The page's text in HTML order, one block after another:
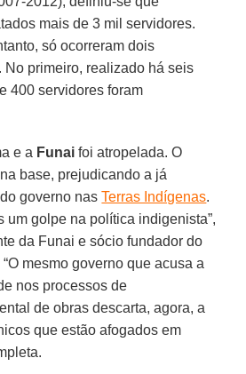
mais de 3 mil servidores.
só ocorreram dois
No primeiro, realizado há seis
400 servidores foram
e a Funai foi atropelada. O
base, prejudicando a já
governo nasTerras Indígenas.
um golpe na política indigenista”,
da Funai e sócio fundador do
“O mesmo governo que acusa a
nos processos de
de obras descarta, agora, a
que estão afogados em